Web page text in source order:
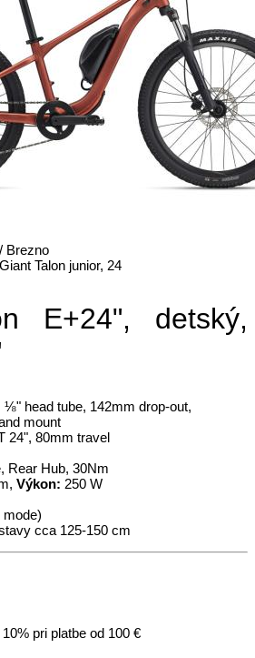
Brezno
Talon junior, 24
E+24", detský,
⅛" head tube, 142mm drop-out,
mount
24", 80mm travel
Rear Hub, 30Nm
Výkon: 250 W
cca 125-150 cm
pri platbe od 100 €